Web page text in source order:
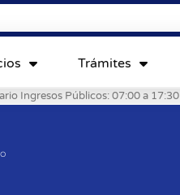
Trámites
Ingresos Públicos: 07:00 a 17:30